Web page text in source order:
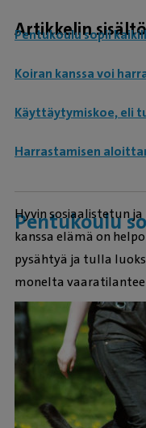
Artikkelin sisältö
Pentukoulu sopii
Koiran kanssa voi
Käyttäytymiskoe, eli
Harrastamisen
Pentukoulu
Hyvin sosiaalistetun
kanssa elämä on
pysähtyä ja tulla
monelta